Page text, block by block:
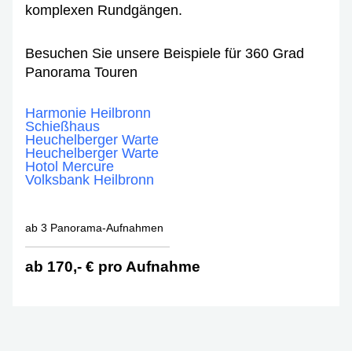
komplexen Rundgängen.
Besuchen Sie unsere Beispiele für 360 Grad
Panorama Touren
Harmonie Heilbronn
Schießhaus
Heuchelberger Warte
Heuchelberger Warte
Hotol Mercure
Volksbank Heilbronn
ab 3 Panorama-Aufnahmen
ab 170,- € pro Aufnahme